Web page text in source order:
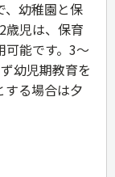
、幼稚園と保
歳児は、保育
能です。3～
幼児期教育を
する場合は夕